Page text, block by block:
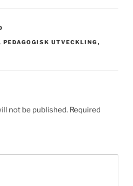
PEDAGOGISK UTVECKLING ,
not be published. Required